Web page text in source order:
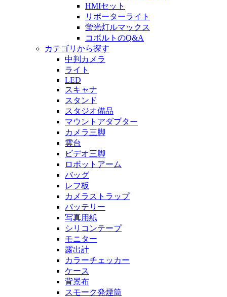
HMIセット
リポーターライト
蛍光灯ルマックス
コボルトのQ&A
カテゴリから探す
中判カメラ
ライト
LED
スキャナ
スタンド
スタジオ備品
マウントアダプター
カメラ三脚
雲台
ビデオ三脚
ロボットアーム
バッグ
レフ板
カメラストラップ
バッテリー
写真用紙
シリコンテープ
モニター
露出計
カラーチェッカー
ケース
背景布
スモーク発煙筒